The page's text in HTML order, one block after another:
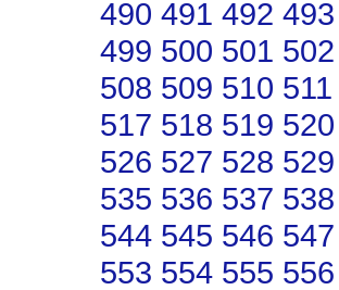
490 491 492 493
499 500 501 502
508 509 510 511
517 518 519 520
526 527 528 529
535 536 537 538
544 545 546 547
553 554 555 556